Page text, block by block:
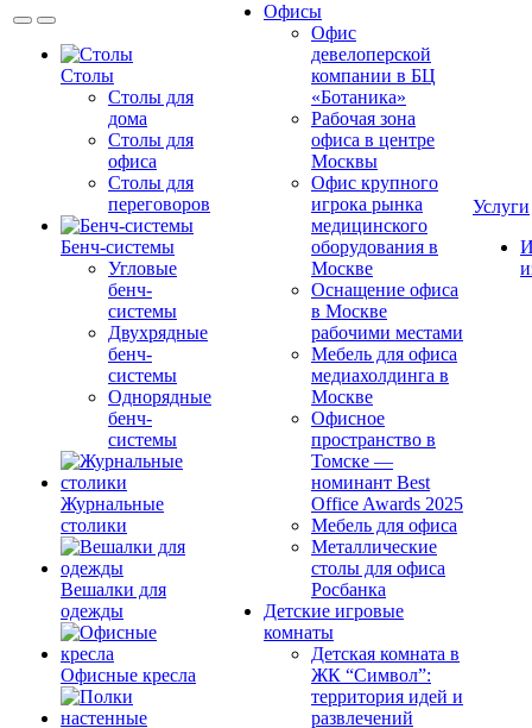
Столы
Столы для
дома
Столы для
офиса
Столы для
переговоров
Бенч-системы
Угловые
бенч-
системы
Двухрядные
бенч-
системы
Однорядные
бенч-
системы
Журнальные
столики
Вешалки для
одежды
Офисные кресла
Офисы
Офис
девелоперской
компании в БЦ
«Ботаника»
Рабочая зона
офиса в центре
Москвы
Офис крупного
игрока рынка
медицинского
оборудования в
Москве
Оснащение офиса
в Москве
рабочими местами
Мебель для офиса
медиахолдинга в
Москве
Офисное
пространство в
Томске —
номинант Best
Office Awards 2025
Мебель для офиса
Металлические
столы для офиса
Росбанка
Детские игровые
комнаты
Детская комната в
ЖК “Символ”:
территория идей и
развлечений
Услуги